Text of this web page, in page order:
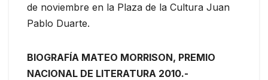
de noviembre en la Plaza de la Cultura Juan
Pablo Duarte.
BIOGRAFÍA MATEO MORRISON, PREMIO
NACIONAL DE LITERATURA 2010.-